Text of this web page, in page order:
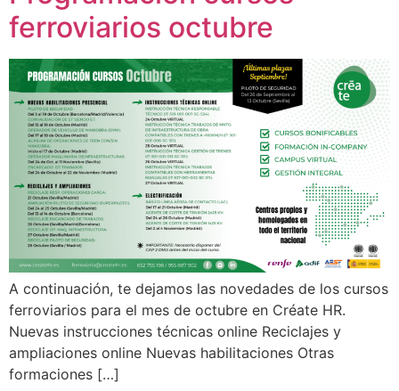
ferroviarios octubre
A continuación, te dejamos las novedades de los cursos
ferroviarios para el mes de octubre en Créate HR.
Nuevas instrucciones técnicas online Reciclajes y
ampliaciones online Nuevas habilitaciones Otras
formaciones […]